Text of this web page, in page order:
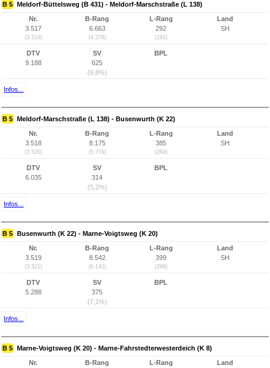
B 5 Meldorf-Büttelsweg (B 431) - Meldorf-Marschstraße (L 138)
Nr.
3.517
(3.519)
B-Rang
6.663
(4.278)
L-Rang
292
(191)
Land
SH
DTV
9.188
SV
625
(6,8%)
BPL
Infos...
B 5 Meldorf-Marschstraße (L 138) - Busenwurth (K 22)
Nr.
3.518
(3.520)
B-Rang
8.175
(5.776)
L-Rang
385
(284)
Land
SH
DTV
6.035
SV
314
(5,2%)
BPL
Infos...
B 5 Busenwurth (K 22) - Marne-Voigtsweg (K 20)
Nr.
3.519
(3.521)
B-Rang
8.542
(6.142)
L-Rang
399
(298)
Land
SH
DTV
5.288
SV
375
(7,1%)
BPL
Infos...
B 5 Marne-Voigtsweg (K 20) - Marne-Fahrstedterwesterdeich (K 8)
Nr.
B-Rang
L-Rang
Land